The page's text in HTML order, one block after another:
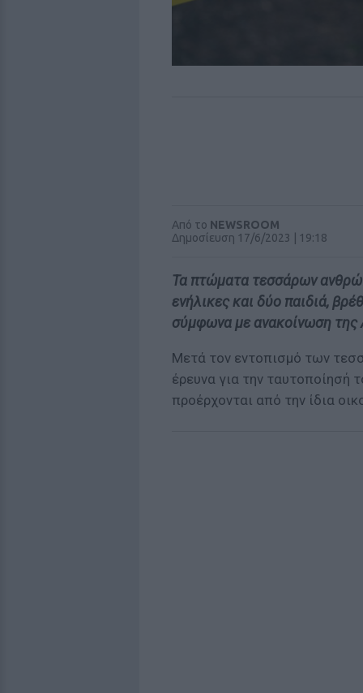
Από το NEWSROOM
Δημοσίευση 17/6/2023 | 19:18
Τα πτώματα τεσσάρων
ενήλικες και δύο παιδιά,
σύμφωνα με ανακοίνωση της
Μετά τον εντοπισμό των
έρευνα για την ταυτοποίησή
προέρχονται από την ίδια